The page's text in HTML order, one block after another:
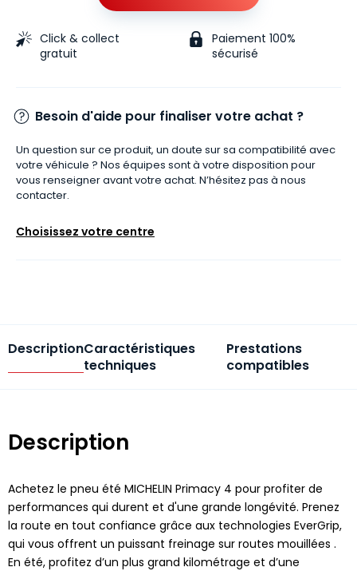
Click & collect
gratuit
Paiement 100%
sécurisé
Besoin d'aide pour finaliser votre achat ?
Un question sur ce produit, un doute sur sa compatibilité avec
votre véhicule ? Nos équipes sont à votre disposition pour
vous renseigner avant votre achat. N’hésitez pas à nous
contacter.
Choisissez votre centre
DescriptionCaractéristiques
techniques
Prestations
compatibles
Description
Achetez le pneu été MICHELIN Primacy 4 pour profiter de
performances qui durent et d'une grande longévité. Prenez
la route en tout confiance grâce aux technologies EverGrip,
qui vous offrent un puissant freinage sur routes mouillées .
En été, profitez d’un plus grand kilométrage et d’une